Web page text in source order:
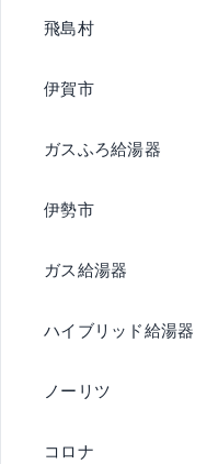
飛島村
伊賀市
ガスふろ給湯器
伊勢市
ガス給湯器
ハイブリッド給湯器
ノーリツ
コロナ